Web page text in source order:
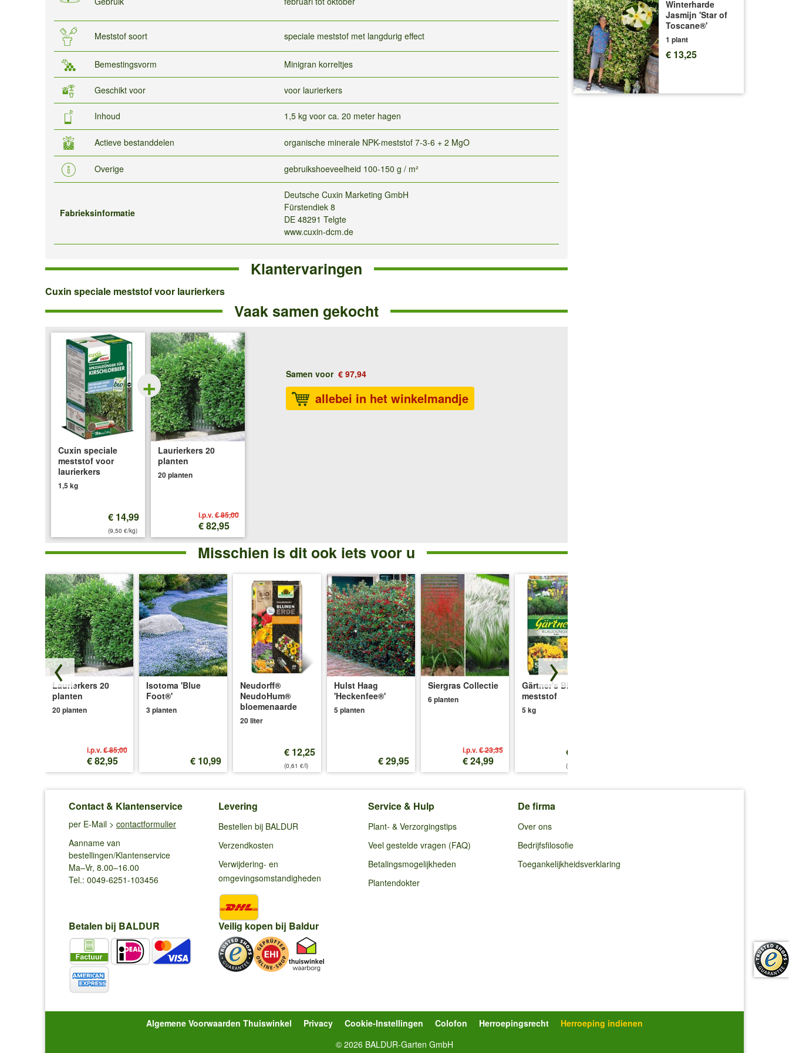
Meststof soort speciale meststof met langdurig effect
Bemestingsvorm Minigran korreltjes
Geschikt voor voor laurierkers
Inhoud 1,5 kg voor ca. 20 meter hagen
Actieve bestanddelen organische minerale NPK-meststof 7-3-6 + 2 MgO
Overige gebruikshoeveelheid 100-150 g / m²
Fabrieksinformatie
Deutsche Cuxin Marketing GmbH
Fürstendiek 8
DE 48291 Telgte
www.cuxin-dcm.de
Klantervaringen
Cuxin
voor
laurierkers
Cuxin speciale meststof voor laurierkers
Vaak samen gekocht
Cuxin speciale
meststof voor
laurierkers
1,5 kg
€ 14,99
(9,50 €/kg)
+
Laurierkers 20
planten
20 planten
i.p.v.€ 85,00
€ 82,95
Samen voor € 97,94
allebei in het winkelmandje
Misschien is dit ook iets voor u
Laurierkers 20
planten
20 planten
i.p.v.€ 85,00
€ 82,95
Isotoma 'Blue
Foot®'
3 planten
€ 10,99
Neudorff®
NeudoHum®
bloemenaarde
20 liter
€ 12,25
(0,61 €/l)
Hulst Haag
'Heckenfee®'
5 planten
€ 29,95
Siergras Collectie
6 planten
i.p.v.€ 23,35
€ 24,99
Gärtner's Blauwe
meststof
5 kg
€ 16,95
(3,19 €/kg)
Winterharde
Jasmijn 'Star of
Toscane®'
1 plant
€ 13,25
Contact & Klantenservice
per E-Mail > contactformulier
Aanname van
bestellingen/Klantenservice
Ma–Vr, 8.00–16.00
Tel.: 0049-6251-103456
Levering
Bestellen bij BALDUR
Verzendkosten
Verwijdering- en
omgevingsomstandigheden
Service & Hulp
Plant- & Verzorgingstips
Veel gestelde vragen (FAQ)
Betalingsmogelijkheden
Plantendokter
De firma
Over ons
Bedrijfsfilosofie
Toegankelijkheidsverklaring
Betalen bij BALDUR Veilig kopen bij Baldur
Algemene Voorwaarden Thuiswinkel Privacy Cookie-Instellingen Colofon Herroepingsrecht
Herroeping indienen
© 2026 BALDUR-Garten GmbH